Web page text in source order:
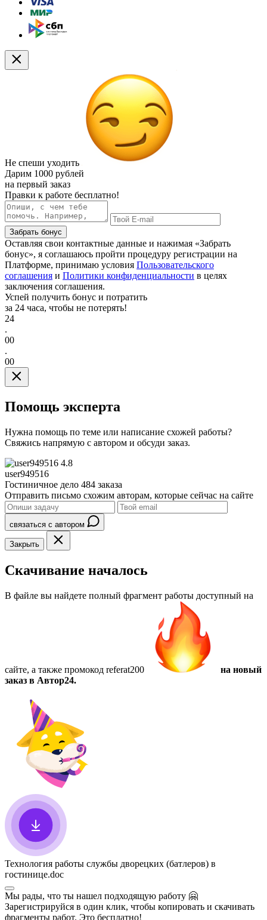
Не спеши уходить
Дарим 1000 рублей
на первый заказ
Правки к работе бесплатно!
Забрать бонус
Оставляя свои контактные данные и нажимая «Забрать
бонус», я соглашаюсь пройти процедуру регистрации на
Платформе, принимаю условия Пользовательского
соглашения и Политики конфиденциальности в целях
заключения соглашения.
Успей получить бонус и потратить
за 24 часа, чтобы не потерять!
24
.
00
.
00
Помощь эксперта
Нужна помощь по теме или написание схожей работы?
Свяжись напрямую с автором и обсуди заказ.
4.8
user949516
Гостиничное дело 484 заказа
Отправить письмо схожим авторам, которые сейчас на сайте
связаться с автором
Закрыть
Скачивание началось
В файле вы найдете полный фрагмент работы доступный на
сайте, а также промокод referat200
на новый
заказ в Автор24.
Технология работы службы дворецких (батлеров) в
гостинице.doc
Мы рады, что ты нашел подходящую работу 🤗
Зарегистрируйся в один клик, чтобы копировать и скачивать
фрагменты работ. Это бесплатно!